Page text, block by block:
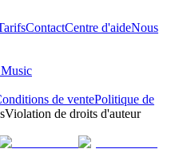
ContactCentre d'aideNous
de ventePolitique de
Violation de droits d'auteur